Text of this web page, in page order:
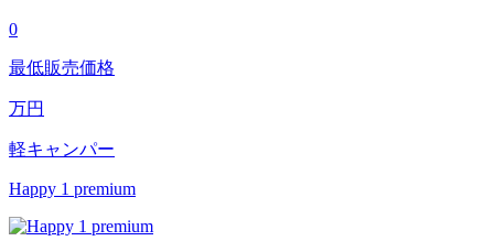
0
最低販売価格
万円
軽キャンパー
Happy 1 premium